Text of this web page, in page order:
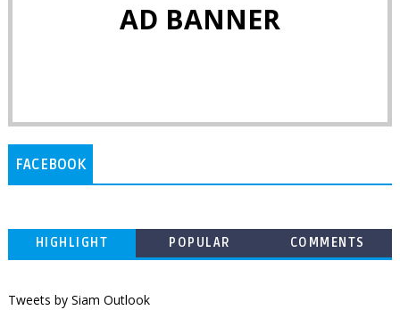
AD BANNER
FACEBOOK
HIGHLIGHT POPULAR COMMENTS
Tweets by Siam Outlook